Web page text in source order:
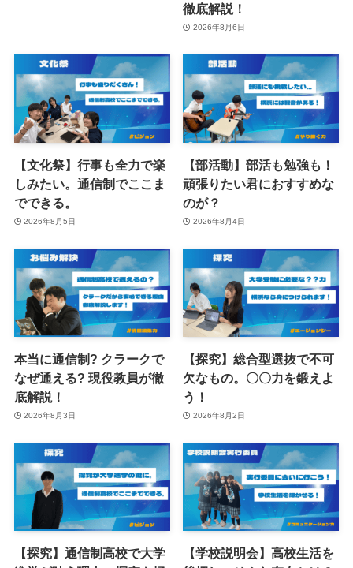
徹底解説！
2026年8月6日
【文化祭】行事も全力で楽
しみたい。通信制でここま
でできる。
2026年8月5日
【部活動】部活も勉強も！
頑張りたい君におすすめな
のが？
2026年8月4日
本当に通信制? クラークで
なぜ通える? 現役教員が徹
底解説！
2026年8月3日
【探究】総合型選抜で不可
欠なもの。〇〇力を鍛えよ
う！
2026年8月2日
【探究】通信制高校で大学
【学校説明会】高校生活を